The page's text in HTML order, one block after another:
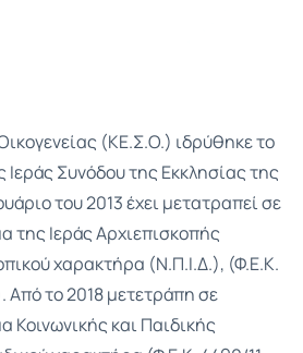
(ΚΕ.Σ.Ο.) ιδρύθηκε το
Συνόδου της Εκκλησίας της
του 2013 έχει μετατραπεί σε
της Ιεράς Αρχιεπισκοπής
χαρακτήρα (Ν.Π.Ι.Δ.), (Φ.Ε.Κ.
Από το 2018 μετετράπη σε
Κοινωνικής και Παιδικής